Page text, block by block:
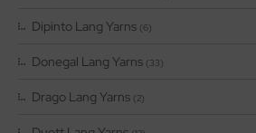
Dipinto Lang Yarns (6)
Donegal Lang Yarns (33)
Drago Lang Yarns (2)